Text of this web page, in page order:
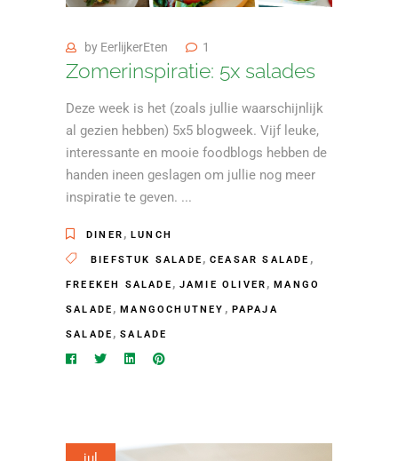
by EerlijkerEten 1
Zomerinspiratie: 5x salades
Deze week is het (zoals jullie waarschijnlijk
al gezien hebben) 5x5 blogweek. Vijf leuke,
interessante en mooie foodblogs hebben de
handen ineen geslagen om jullie nog meer
inspiratie te geven.
DINER , LUNCH
BIEFSTUK SALADE , CEASAR SALADE ,
FREEKEH SALADE , JAMIE OLIVER ,MANGO
SALADE ,MANGOCHUTNEY , PAPAJA
SALADE ,SALADE